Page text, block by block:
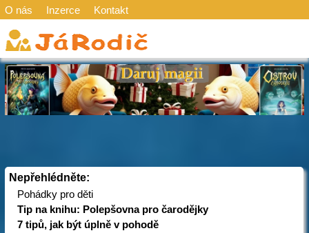
O nás Inzerce Kontakt
Nepřehlédněte:
Pohádky pro děti
Tip na knihu: Polepšovna pro čarodějky
7 tipů, jak být úplně v pohodě